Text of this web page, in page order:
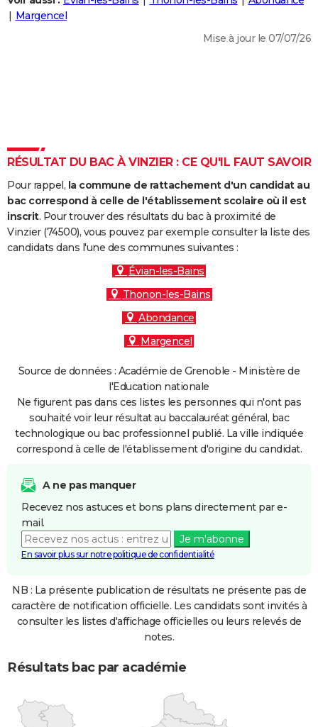
Destinations
City break
Voyage nature
Voyage de noces
Forum
Climat
PHOTO
Dictionnaire
Biographies
Citations
Expressions
Proverbes
PROGRAMME TV
COPAINS D'AVANT
S'inscrire
Se connecter
Lycées
Collèges
Primaires
Universités
Entreprises
Service militaire
Avis de recherche
AVIS DE DÉCÈS
FORUM
Margencel
Mise à jour le 07/07/26
RÉSULTAT DU BAC À VINZIER : CE QU'IL FAUT SAVOIR
Pour rappel, la commune de rattachement d'un candidat au
bac correspond à celle de l'établissement scolaire où il est
inscrit. Pour trouver des résultats du bac à proximité de
Vinzier (74500), vous pouvez par exemple consulter la liste des
candidats dans l'une des communes suivantes :
Évian-les-Bains
Thonon-les-Bains
Abondance
Margencel
Source de données : Académie de Grenoble - Ministère de
l'Education nationale
Ne figurent pas dans ces listes les personnes qui n'ont pas
souhaité voir leur résultat au baccalauréat général, bac
technologique ou bac professionnel publié. La ville indiquée
correspond à celle de l'établissement d'origine du candidat.
A ne pas manquer
Recevez nos astuces et bons plans directement par e-
mail.
Je m'abonne
En savoir plus sur notre politique de confidentialité
NB : La présente publication de résultats ne présente pas de
caractère de notification officielle. Les candidats sont invités à
consulter les listes d'affichage officielles ou leurs relevés de
notes.
Résultats bac par académie